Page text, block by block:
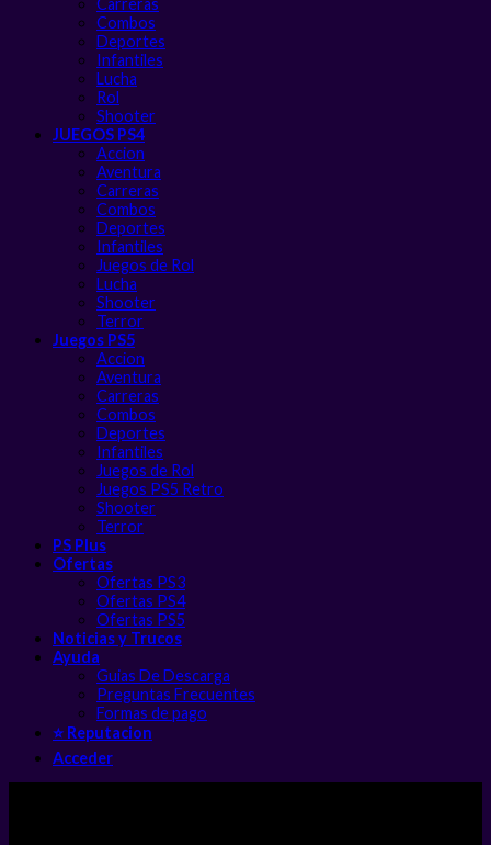
Carreras
Combos
Deportes
Infantiles
Lucha
Rol
Shooter
JUEGOS PS4
Accion
Aventura
Carreras
Combos
Deportes
Infantiles
Juegos de Rol
Lucha
Shooter
Terror
Juegos PS5
Accion
Aventura
Carreras
Combos
Deportes
Infantiles
Juegos de Rol
Juegos PS5 Retro
Shooter
Terror
PS Plus
Ofertas
Ofertas PS3
Ofertas PS4
Ofertas PS5
Noticias y Trucos
Ayuda
Guias De Descarga
Preguntas Frecuentes
Formas de pago
⭐ Reputacion
Acceder